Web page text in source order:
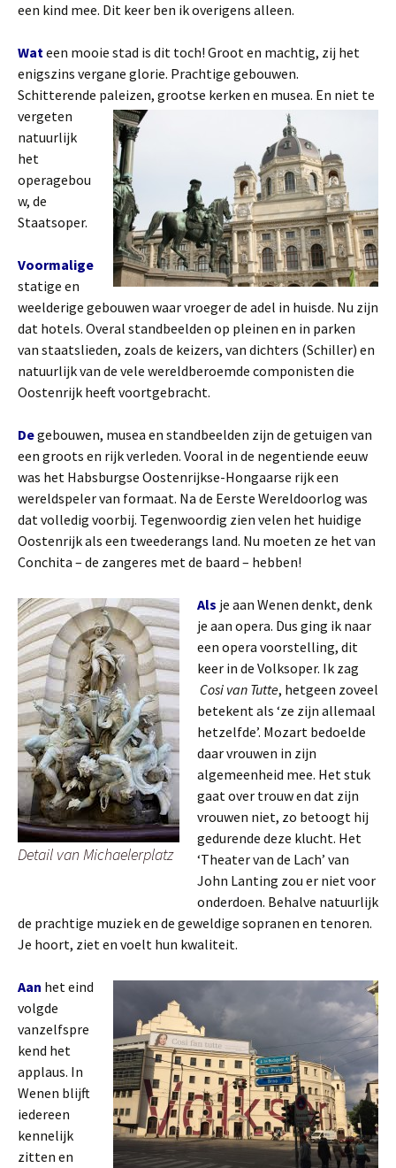
een kind mee. Dit keer ben ik overigens alleen.
Wateen mooie stad is dit toch! Groot en machtig, zij het
enigszins vergane glorie. Prachtige gebouwen.
Schitterende paleizen, grootse kerken en musea. En niet te
vergeten
natuurlijk
het
operagebou
w, de
Staatsoper.
Voormalige
statige en
weelderige gebouwen waar vroeger de adel in huisde. Nu zijn
dat hotels. Overal standbeelden op pleinen en in parken
van staatslieden, zoals de keizers, van dichters (Schiller) en
natuurlijk van de vele wereldberoemde componisten die
Oostenrijk heeft voortgebracht.
Degebouwen, musea en standbeelden zijn de getuigen van
een groots en rijk verleden. Vooral in de negentiende eeuw
was het Habsburgse Oostenrijkse-Hongaarse rijk een
wereldspeler van formaat. Na de Eerste Wereldoorlog was
dat volledig voorbij. Tegenwoordig zien velen het huidige
Oostenrijk als een tweederangs land. Nu moeten ze het van
Conchita – de zangeres met de baard – hebben!
Detail van Michaelerplatz
Als je aan Wenen denkt, denk
je aan opera. Dus ging ik naar
een opera voorstelling, dit
keer in de Volksoper. Ik zag
Cosi van Tutte, hetgeen zoveel
betekent als ‘ze zijn allemaal
hetzelfde’. Mozart bedoelde
daar vrouwen in zijn
algemeenheid mee. Het stuk
gaat over trouw en dat zijn
vrouwen niet, zo betoogt hij
gedurende deze klucht. Het
‘Theater van de Lach’ van
John Lanting zou er niet voor
onderdoen. Behalve natuurlijk
de prachtige muziek en de geweldige sopranen en tenoren.
Je hoort, ziet en voelt hun kwaliteit.
Aan het eind
volgde
vanzelfspre
kend het
applaus. In
Wenen blijft
iedereen
kennelijk
zitten en